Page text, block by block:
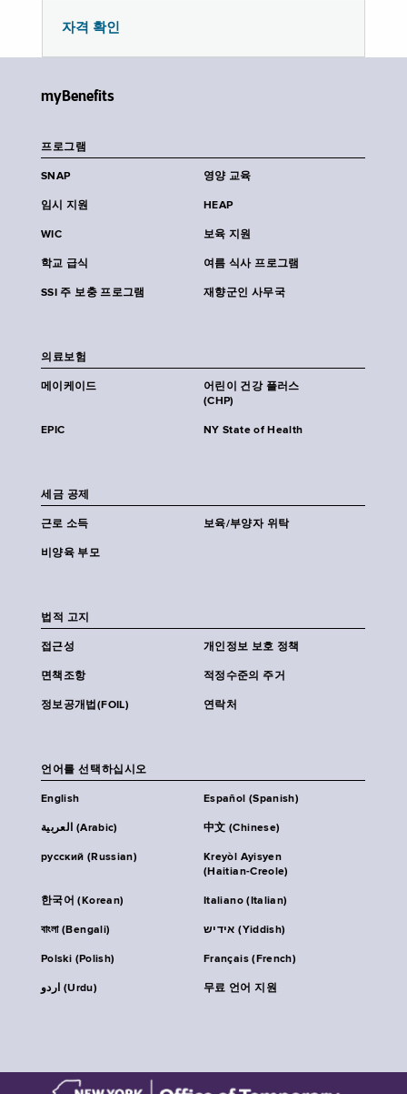
자격 확인
myBenefits
프로그램
SNAP 영양 교육
임시 지원 HEAP
WIC 보육 지원
학교 급식 여름 식사 프로그램
SSI 주 보충 프로그램 재향군인 사무국
의료보험
메이케이드
어린이 건강 플러스
(CHP)
EPIC NY State of Health
세금 공제
근로 소득 보육/부양자 위탁
비양육 부모
법적 고지
접근성 개인정보 보호 정책
면책조항 적정수준의 주거
정보공개법(FOIL) 연락처
언어를 선택하십시오
English Español (Spanish)
العربية (Arabic) 中文 (Chinese)
русский (Russian)
Kreyòl Ayisyen
(Haitian-Creole)
한국어 (Korean) Italiano (Italian)
বাংলা (Bengali) אידיש (Yiddish)
Polski (Polish) Français (French)
اردو (Urdu) 무료 언어 지원